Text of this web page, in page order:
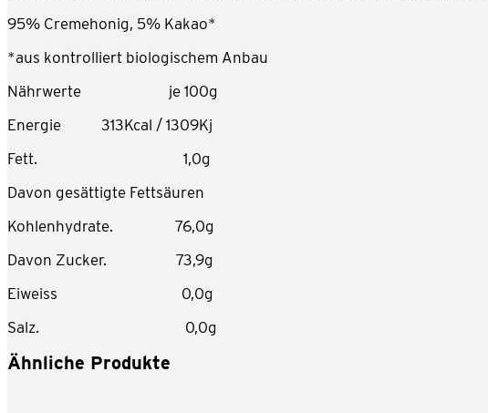
95% Cremehonig, 5% Kakao*
*aus kontrolliert biologischem Anbau
Nährwerte je 100g
Energie 313Kcal / 1309Kj
Fett. 1,0g
Davon gesättigte Fettsäuren
Kohlenhydrate. 76,0g
Davon Zucker. 73,9g
Eiweiss 0,0g
Salz. 0,0g
Ähnliche Produkte